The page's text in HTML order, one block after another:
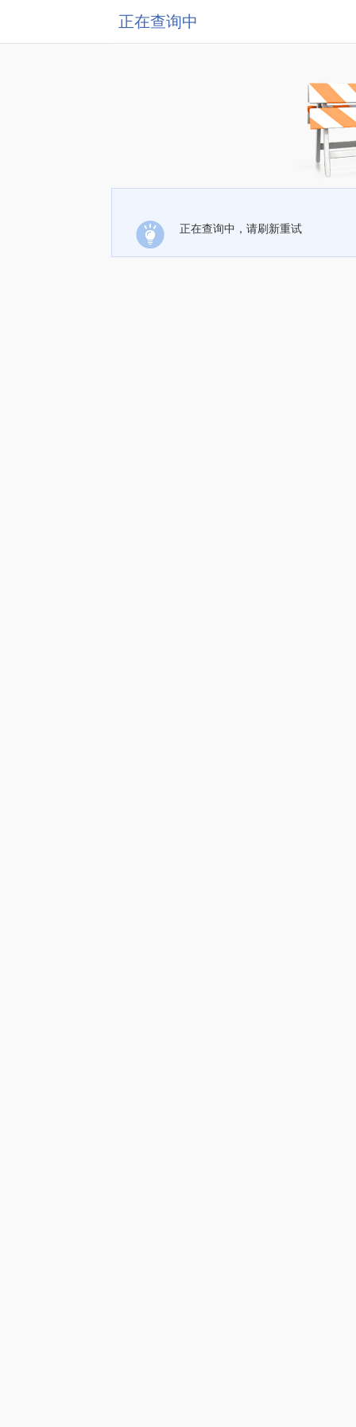
正在查询中
正在查询中，请刷新重试